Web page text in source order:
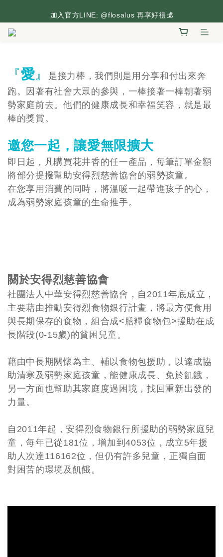
台灣本島滿2,500元享免運，搶先逛逛🛒
加入官方LINE: @flosalus 再享好禮💰
『愛』
是接力棒，我們則是用分享和付出來奔
跑。
因著有社會大眾的參與，一棒接著一棒朝著弱
勢家庭前去。 他們的健康成長和幸福笑容，就是最
棒的獎賞。
邀您一起，讓愛無限擴大
即日起，凡購買花井香的任一產品， 每筆訂單金額
將部分提撥幫助安得烈慈善協會的弱勢孩童。
在您享用消費的同時，將溫暖一起帶進孩子的心，
成為弱勢家庭孩童的生命推手。
關於安得烈慈善協會
社團法人中華安得烈慈善協會，自2011年底成立，
主要藉由推動安得烈食物銀行計畫，將最方便食用
與長期保存的食物，組合成<膳糧食物包>援助在成
長階段(0-15歲)的貧困兒童。
藉由中長期關懷為主、輔以食物包援助，以達成協
助清寒及弱勢家庭孩童，能健康成長、免於飢餓，
另一方面也幫助其家庭度過困境，找回重新出發的
力量。
自2011年起，安得烈食物銀行所援助的弱勢家庭兒
童，每年已從181位，增加到4053位，成立5年援
助人次達116162位，但仍有許多兒童，正獨自面
對困苦的環境及飢餓。